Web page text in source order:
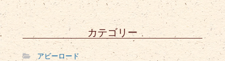
カテゴリー
アビーロード